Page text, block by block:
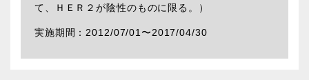
て、ＨＥＲ２が陰性のものに限る。）
2012/07/01〜2017/04/30